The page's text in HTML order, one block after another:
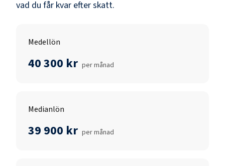
vad du får kvar efter skatt.
Medellön
40 300 kr per månad
Medianlön
39 900 kr per månad